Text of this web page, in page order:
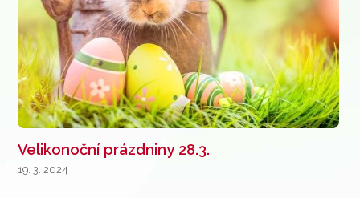
Velikonoční prázdniny 28.3.
19. 3. 2024